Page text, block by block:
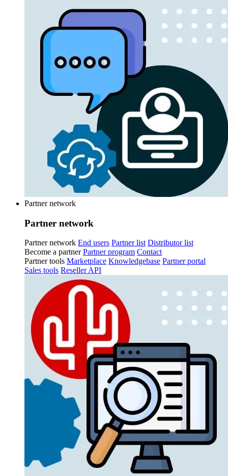
Partner network
Partner network
Partner network End users Partner list Distributor list
Become a partner Partner program Contact
Partner tools Marketplace Knowledgebase Partner portal
Sales tools Reseller API